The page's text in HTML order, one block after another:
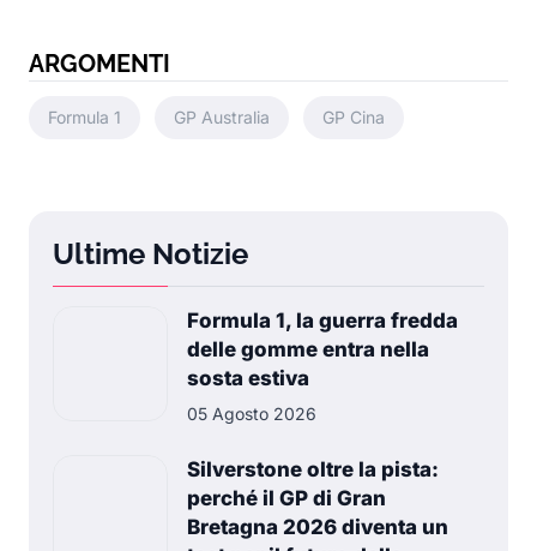
ARGOMENTI
Formula 1 GP Australia GP Cina
Ultime Notizie
Formula 1, la guerra fredda
delle gomme entra nella
sosta estiva
05 Agosto 2026
Silverstone oltre la pista:
perché il GP di Gran
Bretagna 2026 diventa un